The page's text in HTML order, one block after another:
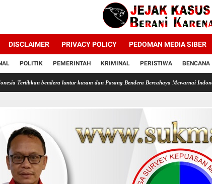
DISCLAIMER PRIVACY POLICY PEDOMAN MEDIA SIBER
POLITIK PEMERINTAH KRIMINAL PERISTIWA BENCANA
luntur kusam dan Pasang Bendera Bercahaya Mewarnai Indonesia Merdeka !!!